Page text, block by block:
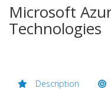
Microsoft
Technologies
Description